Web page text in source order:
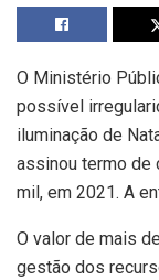
O Ministério
possível
iluminação de
assinou termo de
mil, em 2021. A
O valor de mais
gestão dos